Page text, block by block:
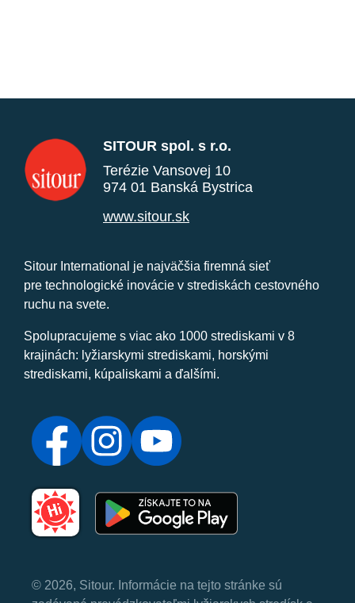
SITOUR spol. s r.o.
Terézie Vansovej 10
974 01 Banská Bystrica
www.sitour.sk
Sitour International je najväčšia firemná sieť
pre technologické inovácie v strediskách cestovného
ruchu na svete.
Spolupracujeme s viac ako 1000 strediskami v 8
krajinách: lyžiarskymi strediskami, horskými
strediskami, kúpaliskami a ďalšími.
© 2026, Sitour. Informácie na tejto stránke sú